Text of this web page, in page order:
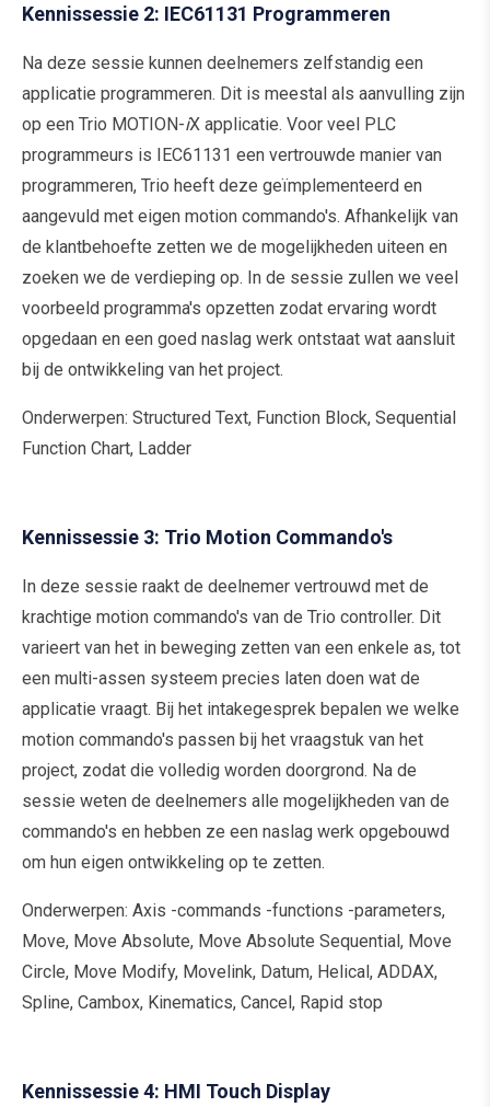
Kennissessie 2: IEC61131 Programmeren
Na deze sessie kunnen deelnemers zelfstandig een
applicatie programmeren. Dit is meestal als aanvulling zijn
op een Trio MOTION-iX applicatie. Voor veel PLC
programmeurs is IEC61131 een vertrouwde manier van
programmeren, Trio heeft deze geïmplementeerd en
aangevuld met eigen motion commando's. Afhankelijk van
de klantbehoefte zetten we de mogelijkheden uiteen en
zoeken we de verdieping op. In de sessie zullen we veel
voorbeeld programma's opzetten zodat ervaring wordt
opgedaan en een goed naslag werk ontstaat wat aansluit
bij de ontwikkeling van het project.
Onderwerpen: Structured Text, Function Block, Sequential
Function Chart, Ladder
Kennissessie 3: Trio Motion Commando's
In deze sessie raakt de deelnemer vertrouwd met de
krachtige motion commando's van de Trio controller. Dit
varieert van het in beweging zetten van een enkele as, tot
een multi-assen systeem precies laten doen wat de
applicatie vraagt. Bij het intakegesprek bepalen we welke
motion commando's passen bij het vraagstuk van het
project, zodat die volledig worden doorgrond. Na de
sessie weten de deelnemers alle mogelijkheden van de
commando's en hebben ze een naslag werk opgebouwd
om hun eigen ontwikkeling op te zetten.
Onderwerpen: Axis -commands -functions -parameters,
Move, Move Absolute, Move Absolute Sequential, Move
Circle, Move Modify, Movelink, Datum, Helical, ADDAX,
Spline, Cambox, Kinematics, Cancel, Rapid stop
Kennissessie 4: HMI Touch Display